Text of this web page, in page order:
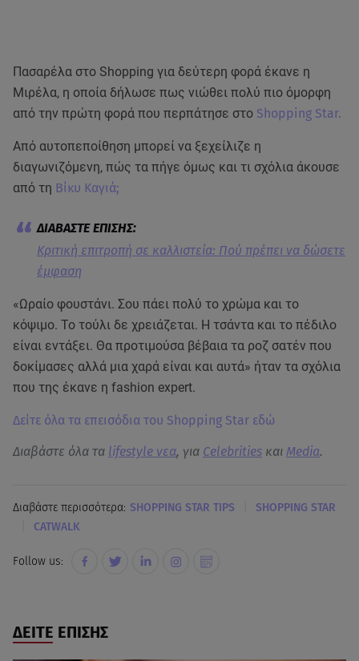
Πασαρέλα στο Shopping για δεύτερη φορά έκανε η
Μιρέλα, η οποία δήλωσε πως νιώθει πολύ πιο όμορφη
από την πρώτη φορά που περπάτησε στο Shopping Star.
Από αυτοπεποίθηση μπορεί να ξεχείλιζε η
διαγωνιζόμενη, πώς τα πήγε όμως και τι σχόλια άκουσε
από τη Βίκυ Καγιά;
Κριτική επιτροπή σε καλλιστεία: Πού πρέπει να δώσετε
έμφαση
«Ωραίο φουστάνι. Σου πάει πολύ το χρώμα και το
κόψιμο. Το τούλι δε χρειάζεται. Η τσάντα και το πέδιλο
είναι εντάξει. Θα προτιμούσα βέβαια τα ροζ σατέν που
δοκίμασες αλλά μια χαρά είναι και αυτά» ήταν τα σχόλια
που της έκανε η fashion expert.
Δείτε όλα τα επεισόδια του Shopping Star εδώ
Διαβάστε όλα τα lifestyle νεα, για Celebrities και Media.
Διαβάστε περισσότερα: SHOPPING STAR TIPS SHOPPING STAR
CATWALK
Follow us:
ΔΕΙΤΕ ΕΠΙΣΗΣ